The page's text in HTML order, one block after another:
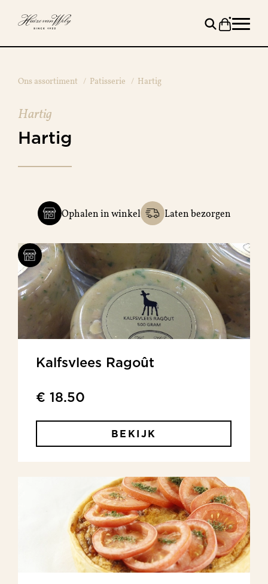
Ons assortiment / Patisserie / Hartig
Hartig
Hartig
Ophalen in winkel Laten bezorgen
Kalfsvlees Ragoût
€ 18.50
BEKIJK